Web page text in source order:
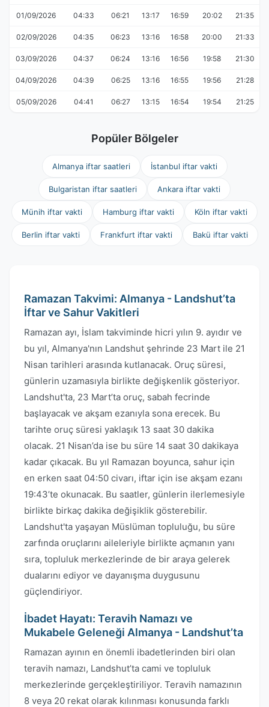
01/09/2026 04:33 06:21 13:17 16:59 20:02 21:35
02/09/2026 04:35 06:23 13:16 16:58 20:00 21:33
03/09/2026 04:37 06:24 13:16 16:56 19:58 21:30
04/09/2026 04:39 06:25 13:16 16:55 19:56 21:28
05/09/2026 04:41 06:27 13:15 16:54 19:54 21:25
Popüler Bölgeler
Almanya iftar saatleri İstanbul iftar vakti
Bulgaristan iftar saatleri Ankara iftar vakti
Münih iftar vakti Hamburg iftar vakti Köln iftar vakti
Berlin iftar vakti Frankfurt iftar vakti Bakü iftar vakti
Ramazan Takvimi: Almanya - Landshut’ta
İftar ve Sahur Vakitleri
Ramazan ayı, İslam takviminde hicri yılın 9. ayıdır ve
bu yıl, Almanya'nın Landshut şehrinde 23 Mart ile 21
Nisan tarihleri arasında kutlanacak. Oruç süresi,
günlerin uzamasıyla birlikte değişkenlik gösteriyor.
Landshut'ta, 23 Mart’ta oruç, sabah fecrinde
başlayacak ve akşam ezanıyla sona erecek. Bu
tarihte oruç süresi yaklaşık 13 saat 30 dakika
olacak. 21 Nisan’da ise bu süre 14 saat 30 dakikaya
kadar çıkacak. Bu yıl Ramazan boyunca, sahur için
en erken saat 04:50 civarı, iftar için ise akşam ezanı
19:43’te okunacak. Bu saatler, günlerin ilerlemesiyle
birlikte birkaç dakika değişiklik gösterebilir.
Landshut'ta yaşayan Müslüman topluluğu, bu süre
zarfında oruçlarını aileleriyle birlikte açmanın yanı
sıra, topluluk merkezlerinde de bir araya gelerek
dualarını ediyor ve dayanışma duygusunu
güçlendiriyor.
İbadet Hayatı: Teravih Namazı ve
Mukabele Geleneği Almanya - Landshut’ta
Ramazan ayının en önemli ibadetlerinden biri olan
teravih namazı, Landshut’ta cami ve topluluk
merkezlerinde gerçekleştiriliyor. Teravih namazının
8 veya 20 rekat olarak kılınması konusunda farklı